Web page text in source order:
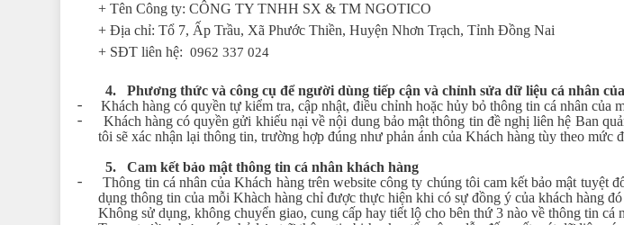
+ Tên Công ty:CÔNG TY TNHH SX & TM NGOTICO
+ Địa chỉ:Tổ 7, Ấp Trầu, Xã Phước Thiền, Huyện Nhơn Trạch, Tỉnh Đồng Nai
+ SĐT liên hệ: 0962 337 024
4. Phương thức và công cụ để người dùng tiếp cận và chỉnh sửa dữ liệu cá nhân
- Khách hàng có quyền tự kiểm tra, cập nhật, điều chỉnh hoặc hủy bỏ thông tin cá nhân
-
Khách hàng có quyền gửi khiếu nại về nội dung bảo mật thông tin đề nghị liên hệ Ban
tôi sẽ xác nhận lại thông tin, trường hợp đúng như phản ánh của Khách hàng tùy theo
5.
Cam kết bảo mật thông tin cá nhân khách hàng
-
Thông tin cá nhân của Khách hàng trên website công ty chúng tôi cam kết bảo mật tuyệt
dụng thông tin của mỗi Khàch hàng chỉ được thực hiện khi có sự đồng ý của khách hàng
Không sử dụng, không chuyển giao, cung cấp hay tiết lộ cho bên thứ 3 nào về thông tin